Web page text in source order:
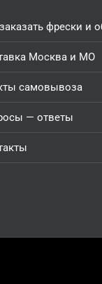
фрески и
Москва и МО
самовывоза
— ответы